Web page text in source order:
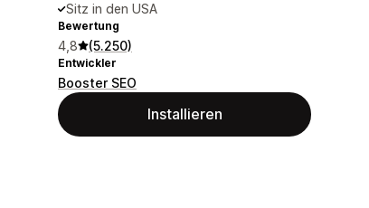
Sitz in den USA
Bewertung
4,8 (5.250)
Entwickler
Booster SEO
Installieren